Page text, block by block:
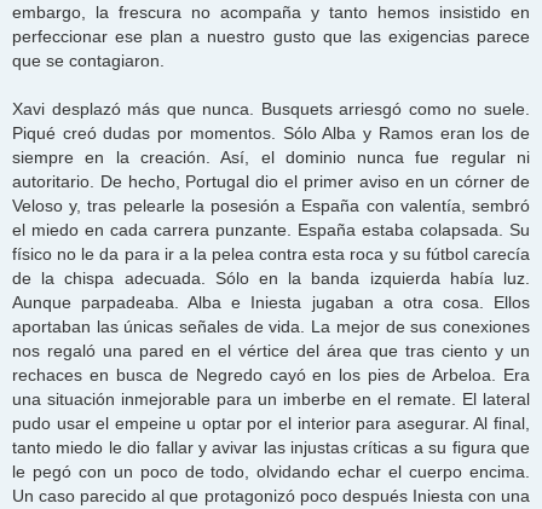
embargo, la frescura no acompaña y tanto hemos insistido en
perfeccionar ese plan a nuestro gusto que las exigencias parece
que se contagiaron.
Xavi desplazó más que nunca. Busquets arriesgó como no suele.
Piqué creó dudas por momentos. Sólo Alba y Ramos eran los de
siempre en la creación. Así, el dominio nunca fue regular ni
autoritario. De hecho, Portugal dio el primer aviso en un córner de
Veloso y, tras pelearle la posesión a España con valentía, sembró
el miedo en cada carrera punzante. España estaba colapsada. Su
físico no le da para ir a la pelea contra esta roca y su fútbol carecía
de la chispa adecuada. Sólo en la banda izquierda había luz.
Aunque parpadeaba. Alba e Iniesta jugaban a otra cosa. Ellos
aportaban las únicas señales de vida. La mejor de sus conexiones
nos regaló una pared en el vértice del área que tras ciento y un
rechaces en busca de Negredo cayó en los pies de Arbeloa. Era
una situación inmejorable para un imberbe en el remate. El lateral
pudo usar el empeine u optar por el interior para asegurar. Al final,
tanto miedo le dio fallar y avivar las injustas críticas a su figura que
le pegó con un poco de todo, olvidando echar el cuerpo encima.
Un caso parecido al que protagonizó poco después Iniesta con una